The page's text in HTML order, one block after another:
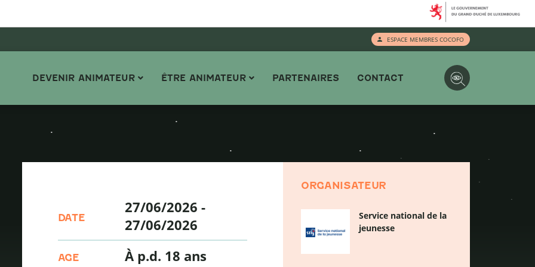
ESPACE MEMBRES COCOFO
DEVENIR ANIMATEUR ÊTRE ANIMATEUR PARTENAIRES CONTACT
DATE
27/06/2026 -
27/06/2026
AGE À p.d. 18 ans
ORGANISATEUR
Service national de la
jeunesse